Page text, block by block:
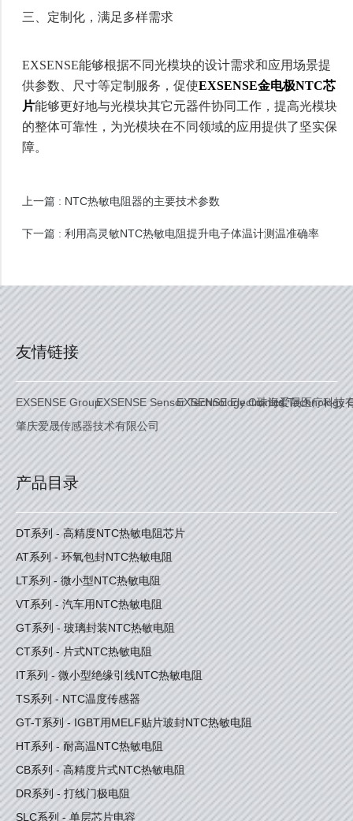
三、定制化，满足多样需求
EXSENSE能够根据不同光模块的设计需求和应用场景提
供参数、尺寸等定制服务，促使EXSENSE金电极NTC芯
片能够更好地与光模块其它元器件协同工作，提高光模块
的整体可靠性，为光模块在不同领域的应用提供了坚实保
障。
上一篇 : NTC热敏电阻器的主要技术参数
下一篇 : 利用高灵敏NTC热敏电阻提升电子体温计测温准确率
友情链接
EXSENSE GroupEXSENSE Sensor Technology Co. Ltd.
EXSENSE Electronics Technology
珠海爱晟医疗科技
肇庆爱晟传感器技术有限公司
产品目录
DT系列 - 高精度NTC热敏电阻芯片
AT系列 - 环氧包封NTC热敏电阻
LT系列 - 微小型NTC热敏电阻
VT系列 - 汽车用NTC热敏电阻
GT系列 - 玻璃封装NTC热敏电阻
CT系列 - 片式NTC热敏电阻
IT系列 - 微小型绝缘引线NTC热敏电阻
TS系列 - NTC温度传感器
GT-T系列 - IGBT用MELF贴片玻封NTC热敏电阻
HT系列 - 耐高温NTC热敏电阻
CB系列 - 高精度片式NTC热敏电阻
DR系列 - 打线门极电阻
SLC系列 - 单层芯片电容